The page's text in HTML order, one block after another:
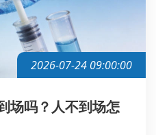
2026-07-24 09:00:00
场吗？人不到场怎